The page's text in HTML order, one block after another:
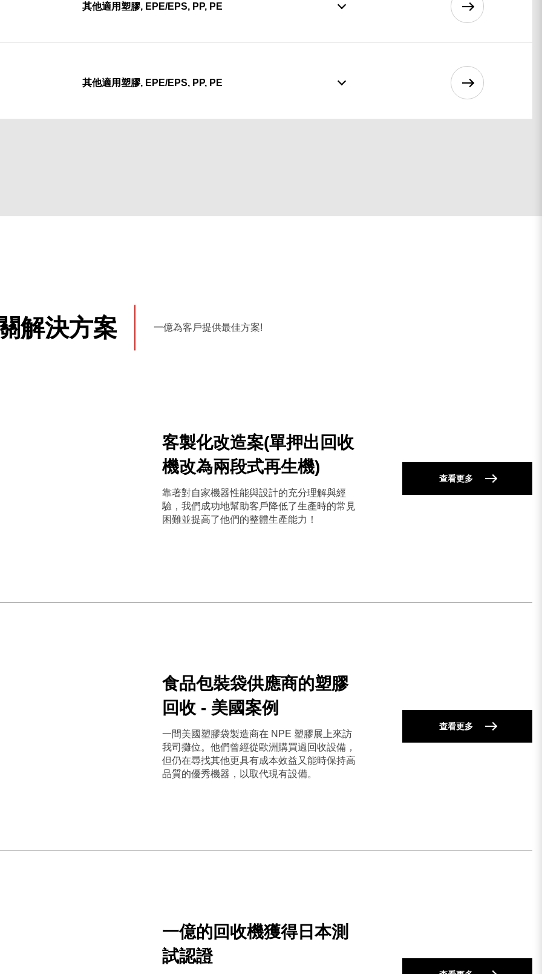
其他適用塑膠, EPE/EPS, PP, PE
其他適用塑膠, EPE/EPS, PP, PE
解決方案 一億為客戶提供最佳方案!
客製化改造案(單押出回收
機改為兩段式再生機)
靠著對自家機器性能與設計的充分理解與經
驗，我們成功地幫助客戶降低了生產時的常見
困難並提高了他們的整體生產能力！
查看更多
食品包裝袋供應商的塑膠
回收 - 美國案例
一間美國塑膠袋製造商在 NPE 塑膠展上來訪
我司攤位。他們曾經從歐洲購買過回收設備，
但仍在尋找其他更具有成本效益又能時保持高
品質的優秀機器，以取代現有設備。
查看更多
一億的回收機獲得日本測
試認證